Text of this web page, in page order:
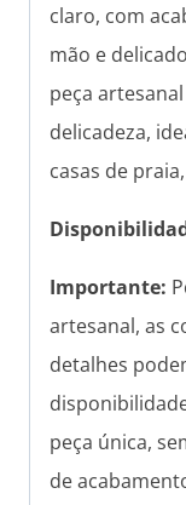
claro, com
mão e
peça
delicadeza,
casas de
Importante:
artesanal, as
detalhes
peça única,
de